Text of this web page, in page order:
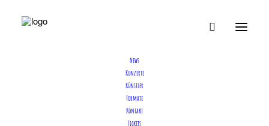
News
Konzerte
Künstler
Formate
Kontakt
Tickets
Diese Veranstaltung hat bereits stattgefunden.